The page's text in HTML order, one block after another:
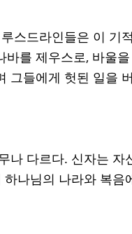
스드라인들은 이 기
를 제우스로, 바울
그들에게 헛된 일을
나 다르다. 신자는 자
나님의 나라와 복음